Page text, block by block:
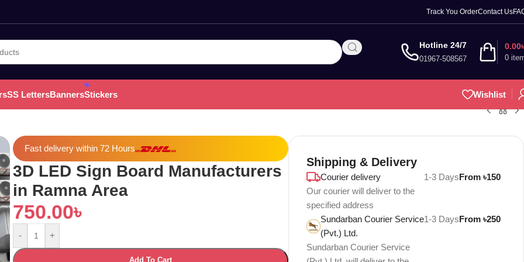
Track You OrderContact Us
Hotline 24/7
01967-508567 0
0.00
SS LettersBannersStickers
Wishlist
Fast delivery within 72 Hours
3D LED Sign Board Manufacturers
in Ramna Area
750.00৳
- +
Add To Cart
Shipping & Delivery
Courier delivery
Our courier will deliver to the
specified address
1-3 DaysFrom ৳150
Sundarban Courier Service
(Pvt.) Ltd.
Sundarban Courier Service
1-3 DaysFrom ৳250